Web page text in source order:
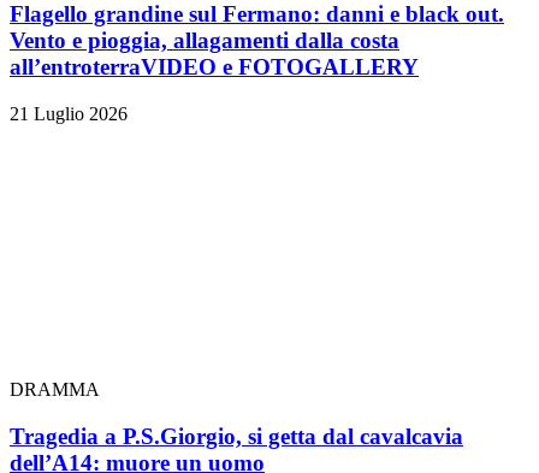
Flagello grandine sul Fermano: danni e black out.
Vento e pioggia, allagamenti dalla costa
all’entroterraVIDEO e FOTOGALLERY
21 Luglio 2026
DRAMMA
Tragedia a P.S.Giorgio, si getta dal cavalcavia
dell’A14: muore un uomo